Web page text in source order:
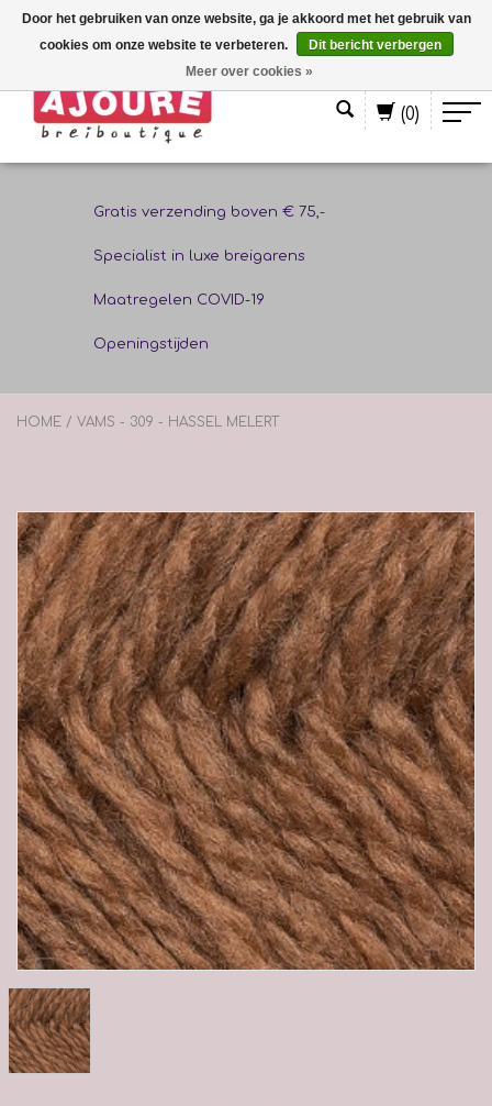
(0)
Gratis verzending boven € 75,-
Specialist in luxe breigarens
Maatregelen COVID-19
Openingstijden
HOME / VAMS - 309 - HASSEL MELERT
Door het gebruiken van onze website, ga je akkoord met het gebruik van
cookies om onze website te verbeteren.
Dit bericht verbergen
Meer over cookies »